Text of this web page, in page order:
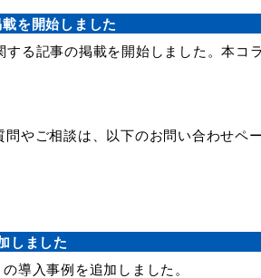
を開始しました
する記事の掲載を開始しました。本
やご相談は、以下のお問い合わせペ
しました
導入事例を追加しました。